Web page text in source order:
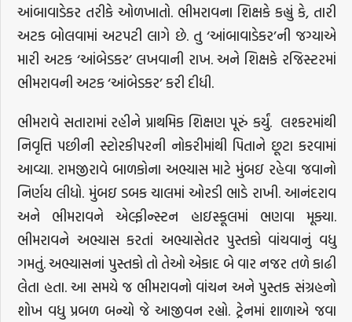
આંબાવાડેકર તરીકે ઓળખાતો. ભીમરાવના શિક્ષકે કહ્યું કે, તારી
અટક બોલવામાં અટપટી લાગે છે. તુ ‘આંબાવાડેકર’ની જગ્યાએ
મારી અટક ‘આંબેડકર’ લખવાની રાખ. અને શિક્ષકે રજિસ્ટરમાં
ભીમરાવની અટક ‘આંબેડકર’ કરી દીધી.
ભીમરાવે સતારામાં રહીને પ્રાથમિક શિક્ષણ પૂરું કર્યું. લશ્કરમાંથી
નિવૃત્તિ પછીની સ્ટોરકીપરની નોકરીમાંથી પિતાને છૂટા કરવામાં
આવ્યા. રામજીરાવે બાળકોના અભ્યાસ માટે મુંબઇ રહેવા જવાનો
નિર્ણય લીધો. મુંબઇ ડબક ચાલમાં ઓરડી ભાડે રાખી. આનંદરાવ
અને ભીમરાવને એલ્ફીન્સ્ટન હાઇસ્કૂલમાં ભણવા મૂક્યા.
ભીમરાવને અભ્યાસ કરતાં અભ્યાસેતર પુસ્તકો વાંચવાનું વધુ
ગમતું. અભ્યાસનાં પુસ્તકો તો તેઓ એકાદ બે વાર નજર તળે કાઢી
લેતા હતા. આ સમયે જ ભીમરાવનો વાંચન અને પુસ્તક સંગ્રહનો
શોખ વધુ પ્રબળ બન્યો જે આજીવન રહ્યો. ટ્રેનમાં શાળાએ જવા